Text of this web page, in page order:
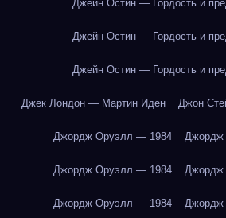
Джейн Остин — Гордость и
Джейн Остин — Гордость и
Джейн Остин — Гордость и
Джек Лондон — Мартин Иден Джон
Джордж Оруэлл — 1984 Джордж
Джордж Оруэлл — 1984 Джордж
Джордж Оруэлл — 1984 Джордж